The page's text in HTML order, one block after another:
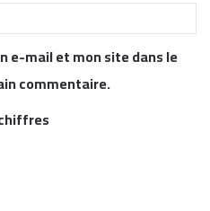
e-mail et mon site dans le
commentaire.